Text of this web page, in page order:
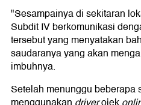
"Sesampainya di sekitaran
Subdit IV berkomunikasi
tersebut yang menyatakan
saudaranya yang akan
imbuhnya.
Setelah menunggu beberapa